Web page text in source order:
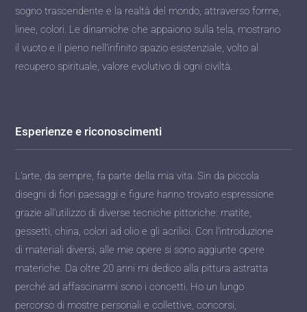
sogno trascendente e la realtà del mondo, attraverso forme,
linee, colori. Le dinamiche che appaiono sulla tela, mostrano
il vuoto e il pieno nell’infinito spazio esistenziale, volto al
recupero spirituale, valore evolutivo di ogni civiltà.
Esperienze e riconoscimenti
L’arte, da sempre, fa parte della mia vita. Sin da piccola
disegni di fiori paesaggi e figure hanno trovato espressione
grazie all’utilizzo di diverse tecniche pittoriche: matite,
gessetti, china, colori ad olio e gli acrilici. Con l’introduzione
di materiali diversi, alle mie opere si sono aggiunte opere
materiche. Da oltre 20 anni mi dedico alla pittura astratta
perché ad affascinarmi sono i concetti. Ho un lungo
percorso di mostre personali e collettive, concorsi,